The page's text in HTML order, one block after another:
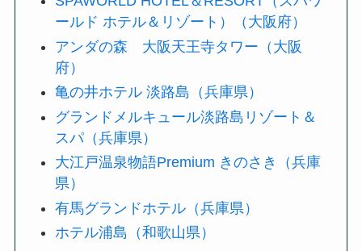
ールド ホテル＆リゾート）（大阪府）
アンダの森 大阪天王寺タワー（大阪
府）
亀の井ホテル 淡路島（兵庫県）
グランドメルキュール淡路島リゾート＆
スパ（兵庫県）
大江戸温泉物語Premium きのさき（兵庫
県）
有馬グランドホテル（兵庫県）
ホテル浦島（和歌山県）